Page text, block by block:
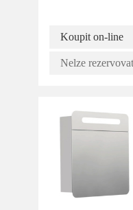
Koupit on-line
Nelze rezervovat